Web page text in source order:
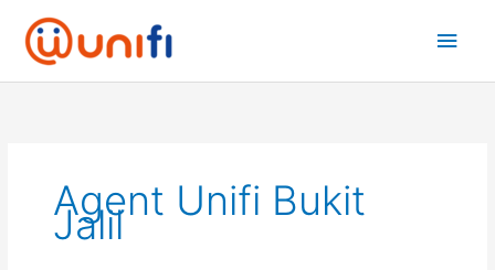
content
Agent Unifi Bukit
Jalil